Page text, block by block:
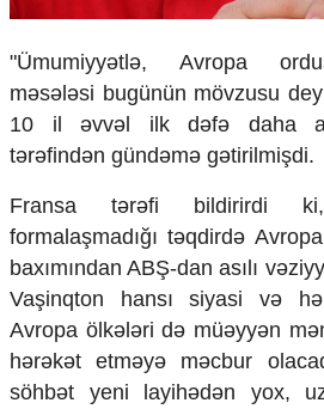
Missiyamız
"Ümumiyyətlə, Avropa
məsələsi bugünün mövzusu
10 il əvvəl ilk dəfə daha
tərəfindən gündəmə gətirilmişdi.
Fransa tərəfi bildirirdi
formalaşmadığı təqdirdə
baxımından ABŞ-dan asılı
Vaşinqton hansı siyasi və
Avropa ölkələri də müəyyən
hərəkət etməyə məcbur
söhbət yeni layihədən yox,